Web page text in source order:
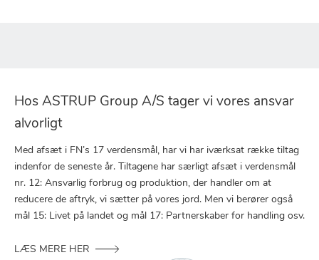
Hos ASTRUP Group A/S tager vi vores ansvar
alvorligt
Med afsæt i FN’s 17 verdensmål, har vi har iværksat række tiltag
indenfor de seneste år. Tiltagene har særligt afsæt i verdensmål
nr. 12: Ansvarlig forbrug og produktion, der handler om at
reducere de aftryk, vi sætter på vores jord. Men vi berører også
mål 15: Livet på landet og mål 17: Partnerskaber for handling osv.
LÆS MERE HER